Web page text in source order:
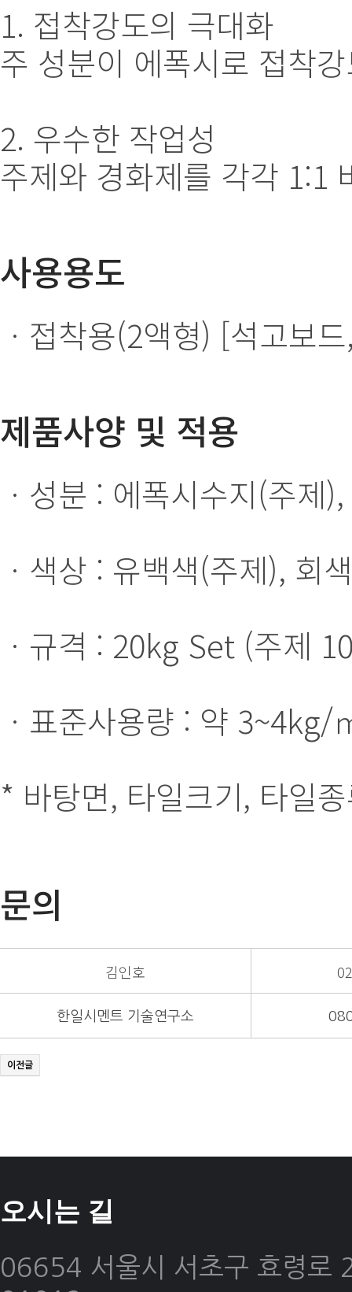
1. 접착강도의 극대화
주 성분이 에폭시로 접착
2. 우수한 작업성
주제와 경화제를 각각 1:1
사용용도
ㆍ접착용(2액형) [석고보
제품사양 및 적용
ㆍ성분 : 에폭시수지(주제
ㆍ색상 : 유백색(주제), 회
ㆍ규격 : 20kg Set (주제
ㆍ표준사용량 : 약
* 바탕면, 타일크기, 타일
문의
김인호
한일시멘트 기술연구소
이전글
오시는 길
06654 서울시 서초구 효령로